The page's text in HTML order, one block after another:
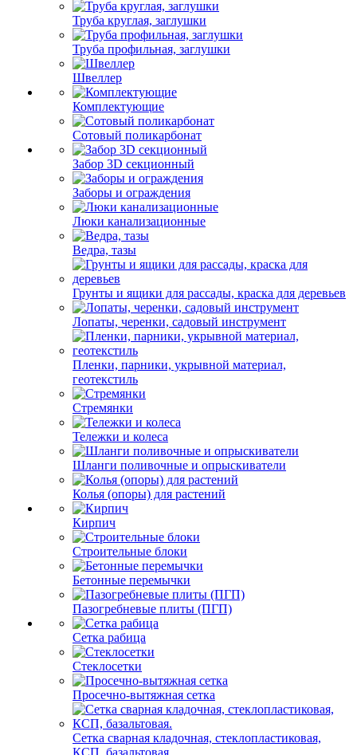
Труба круглая, заглушки
Труба профильная, заглушки
Швеллер
Комплектующие
Сотовый поликарбонат
Забор 3D секционный
Заборы и ограждения
Люки канализационные
Ведра, тазы
Грунты и ящики для рассады, краска для деревьев
Лопаты, черенки, садовый инструмент
Пленки, парники, укрывной материал,
геотекстиль
Стремянки
Тележки и колеса
Шланги поливочные и опрыскиватели
Колья (опоры) для растений
Кирпич
Строительные блоки
Бетонные перемычки
Пазогребневые плиты (ПГП)
Сетка рабица
Стеклосетки
Просечно-вытяжная сетка
Сетка сварная кладочная, стеклопластиковая,
КСП, базальтовая.